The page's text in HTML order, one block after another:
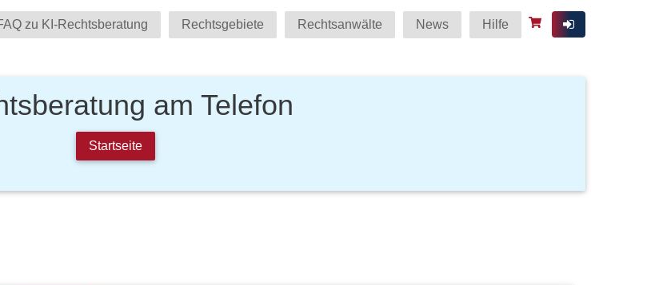
zu KI-Rechtsberatung Rechtsgebiete Rechtsanwälte News Hilfe
am Telefon
Startseite